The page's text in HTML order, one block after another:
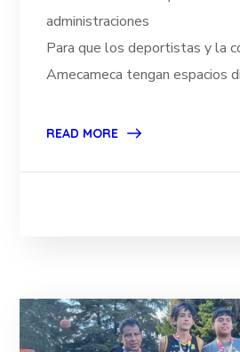
administraciones
Para que los deportistas y la
Amecameca tengan espacios
READ MORE